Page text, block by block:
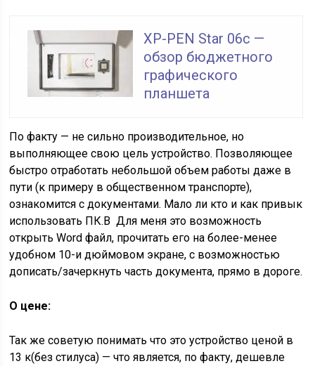
XP-PEN Star 06c —
обзор бюджетного
графического
планшета
По факту — не сильно производительное, но
выполняющее свою цель устройство. Позволяющее
быстро отработать небольшой объем работы даже в
пути (к примеру в общественном транспорте),
ознакомится с документами. Мало ли кто и как привык
использовать ПК.В Для меня это возможность
открыть Word файл, прочитать его на более-менее
удобном 10-и дюймовом экране, с возможностью
дописать/зачеркнуть часть документа, прямо в дороге.
О цене:
Так же советую понимать что это устройство ценой в
13 к(без стилуса) — что является, по факту, дешевле